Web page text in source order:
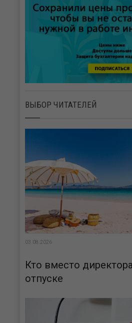
ВЫБОР ЧИТАТЕЛЕЙ
03.08.2026
Кто вместо
отпуске